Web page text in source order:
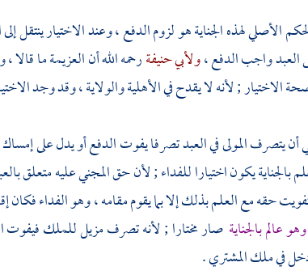
الأصلي لهذه الجناية هو لزوم الدفع ، وعند الاختيار ينتقل
العبد واجب الدفع ،ولأبي حنيفةرحمه الله أن العزيمة ما
الاختيار ; لأنه لا يقدح في الأهلية والولاية ، وقد وجد
أن يتصرف المولى في العبد تصرفا يفوت الدفع أو يدل على
بالجناية يكون اختيارا للفداء ; لأن حق المجني عليه
حقه مع العلم بذلك إلا بما يقوم مقامه ، وهو الفداء فكان
عالم بالجناية صار مختارا ; لأنه تصرف مزيل للملك فيفوت
في ملك المشتري .